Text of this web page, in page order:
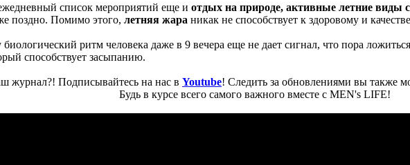
список мероприятий еще и отдых на природе, активные летние виды
поздно. Помимо этого, летняя жара никак не способствует к здоровому и
биологический ритм человека даже в 9 вечера еще не дает сигнал, что пора
способствует засыпанию.
журнал?! Подписывайтесь на нас в Youtube! Следить за обновлениями вы также
Будь в курсе всего самого важного вместе с MEN's LIFE!